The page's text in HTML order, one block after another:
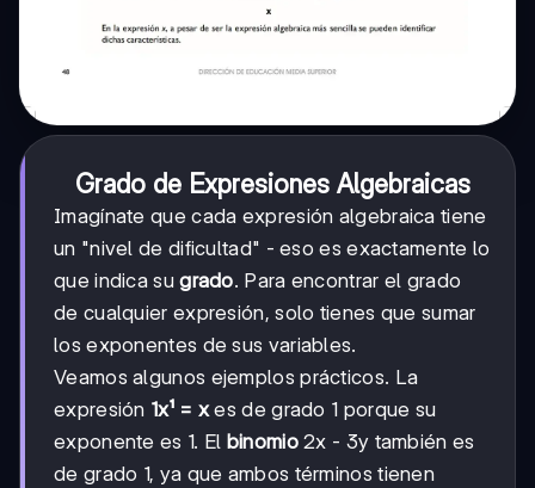
Grado de Expresiones Algebraicas
Imagínate que cada expresión algebraica tiene
un "nivel de dificultad" - eso es exactamente lo
que indica sugrado. Para encontrar el grado
de cualquier expresión, solo tienes que sumar
los exponentes de sus variables.
Veamos algunos ejemplos prácticos. La
expresión 1x¹ = xes de grado 1 porque su
exponente es 1. El binomio2x - 3y también es
de grado 1, ya que ambos términos tienen